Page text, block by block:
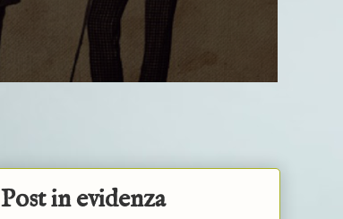
Post in evidenza